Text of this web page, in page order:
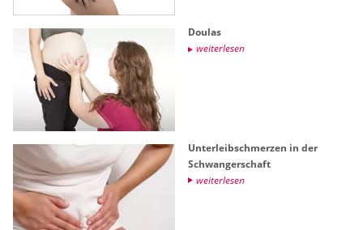
Dou­las
wei­ter­le­sen
Un­ter­leib­schmer­zen in der
Schwan­ger­schaft
wei­ter­le­sen